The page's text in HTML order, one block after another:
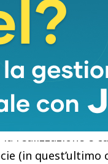
le commesse per
al progetto
alla
a valorizzare
fisicamente con
fra i quali
realizzazione e
(in quest’ultimo